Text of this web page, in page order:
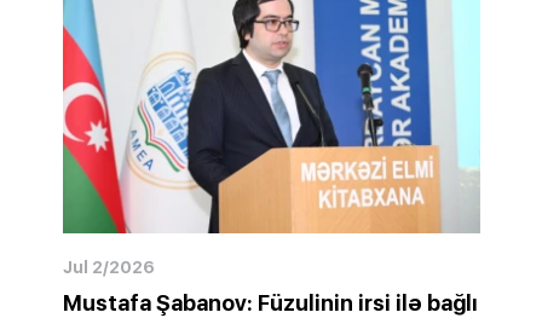
Jul 2/2026
Mustafa Şabanov: Füzulinin irsi ilə bağlı